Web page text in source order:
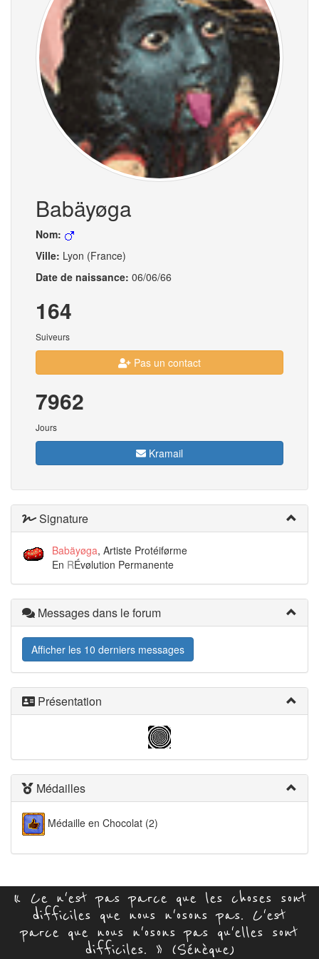
Babäyøga
Nom:
Ville: Lyon (France)
Date de naissance: 06/06/66
164
Suiveurs
Pas un contact
7962
Jours
Kramail
Signature
Babäyøga, Artiste Protéiførme
En RÉvølution Permanente
Messages dans le forum
Afficher les 10 derniers messages
Présentation
Médailles
Médaille en Chocolat (2)
« Ce n'est pas parce que les choses sont
difficiles que nous n'osons pas. C'est
parce que nous n'osons pas qu'elles sont
difficiles. » (Sénèque)